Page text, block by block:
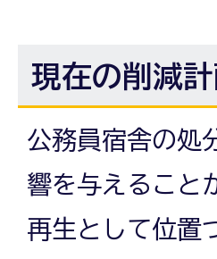
現在の削減
公務員宿舎の処
響を与えること
再生として位置